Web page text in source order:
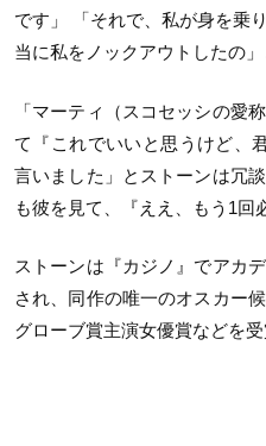
です」 「それで、私が身を乗
当に私をノックアウトしたの」
「マーティ（スコセッシの愛
て『これでいいと思うけど、
言いました」とストーンは冗
も彼を見て、『ええ、もう 1回
ストーンは『カジノ』でアカ
され、同作の唯一のオスカー
グローブ賞主演女優賞などを受